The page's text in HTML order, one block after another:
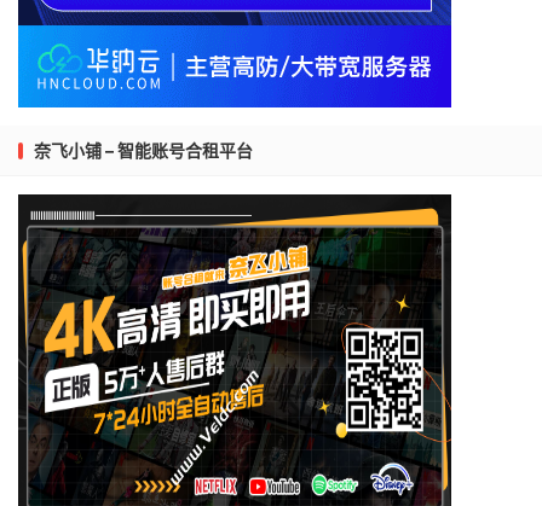
奈飞小铺 – 智能账号合租平台